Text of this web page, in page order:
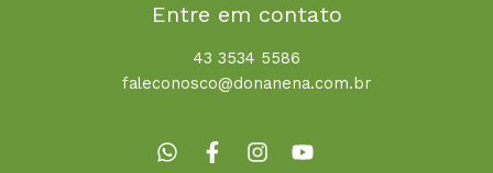
Entre em contato
43 3534 5586
faleconosco@donanena.com.br